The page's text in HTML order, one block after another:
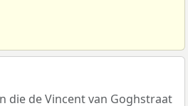
die de Vincent van Goghstraat